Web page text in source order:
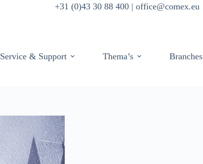
+31 (0)43 30 88 400 | office@comex.eu
Service & Support Thema’s Branches